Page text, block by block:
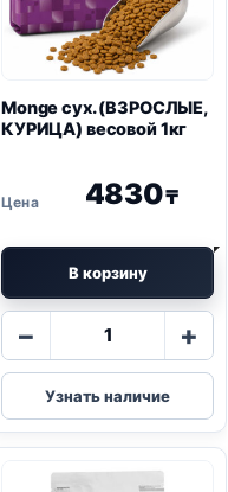
Monge сух. (ВЗРОСЛЫЕ,
КУРИЦА) весовой 1кг
4830₸
В корзину
−
Количество
Monge
сух.
(ВЗРОСЛЫЕ,
+
Узнать наличие